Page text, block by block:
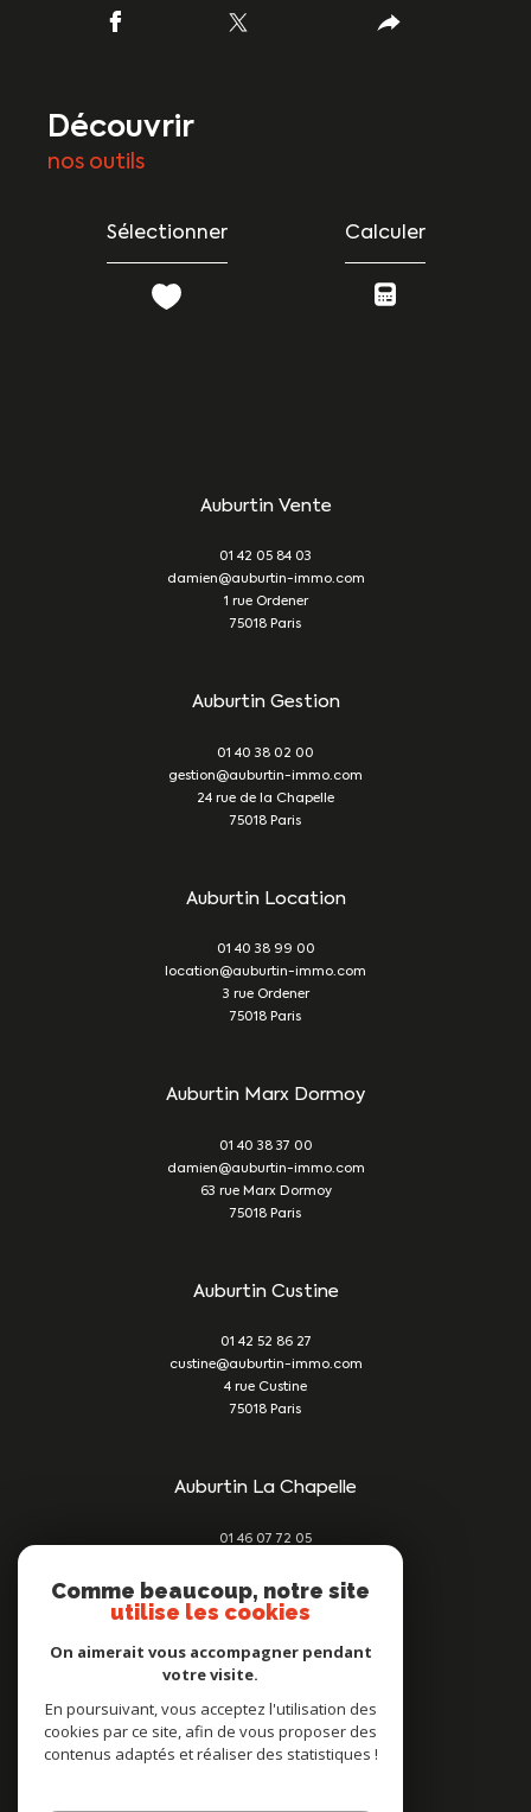
découvrir
nos outils
Sélectionner Calculer
Auburtin Vente
01 42 05 84 03
damien@auburtin-immo.com
1 rue Ordener
75018
Paris
Auburtin Gestion
01 40 38 02 00
gestion@auburtin-immo.com
24 rue de la Chapelle
75018
Paris
Auburtin Location
01 40 38 99 00
location@auburtin-immo.com
3 rue Ordener
75018
Paris
Auburtin Marx Dormoy
01 40 38 37 00
damien@auburtin-immo.com
63 rue Marx Dormoy
75018
Paris
Auburtin Custine
01 42 52 86 27
custine@auburtin-immo.com
4 rue Custine
75018
Paris
Auburtin La Chapelle
01 46 07 72 05
209 rue du Faubourg St Denis
75010 Paris
Nous suivre sur
Comme beaucoup, notre site
utilise les cookies
On aimerait vous accompagner pendant
votre visite.
En poursuivant, vous acceptez l'utilisation des
cookies par ce site, afin de vous proposer des
contenus adaptés et réaliser des statistiques !